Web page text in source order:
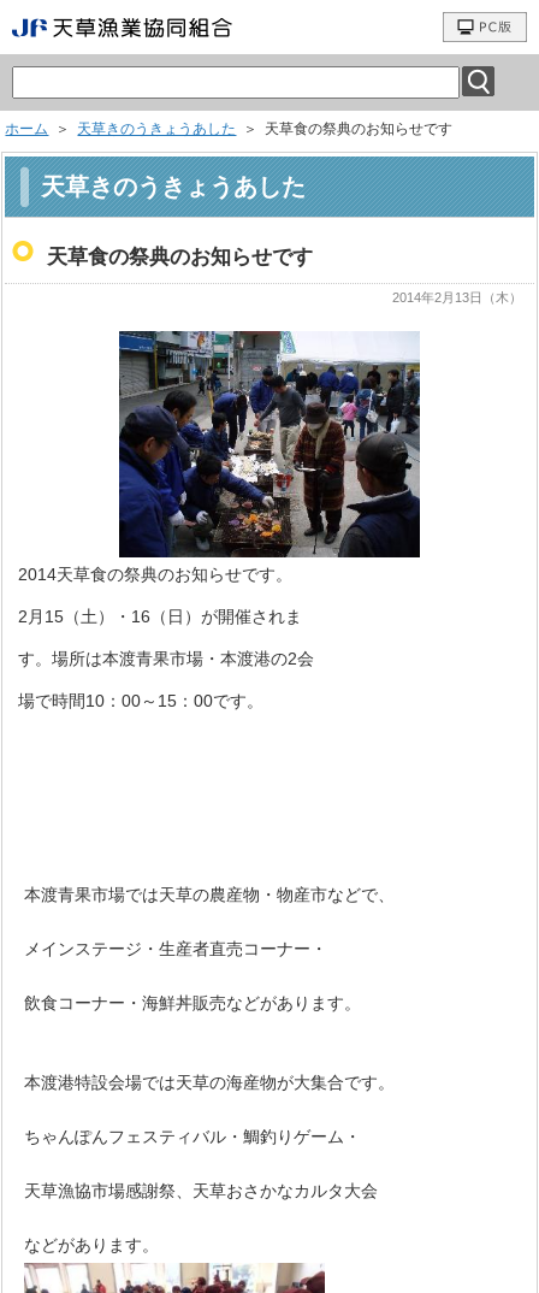
ホーム ＞ 天草きのうきょうあした ＞ 天草食の祭典のお知らせです
天草きのうきょうあした
天草食の祭典のお知らせです
2014年2月13日（木）
2014天草食の祭典のお知らせです。
2月15（土）・16（日）が開催されま
す。場所は本渡青果市場・本渡港の2会
場で時間10：00～15：00です。
本渡青果市場では天草の農産物・物産市などで、
メインステージ・生産者直売コーナー・
飲食コーナー・海鮮丼販売などがあります。
本渡港特設会場では天草の海産物が大集合です。
ちゃんぽんフェスティバル・鯛釣りゲーム・
天草漁協市場感謝祭、天草おさかなカルタ大会
などがあります。